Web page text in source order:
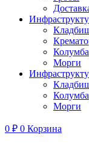
Морги
Морги
0 ₽ 0 Корзина